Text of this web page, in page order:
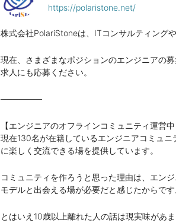
https://polaristone.net/
株式会社PolariStoneは、ITコンサルティング
現在、さまざまなポジションのエンジニアの
求人にも応募ください。
───────
【エンジニアのオフラインコミュニティ運営中
現在130名が在籍しているエンジニアコミュ
に楽しく交流できる場を提供しています。
コミュニティを作ろうと思った理由は、エン
モデルと出会える場が必要だと感じたからです
とはいえ10歳以上離れた人の話は現実味があ